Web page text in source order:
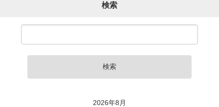
検索
検索
2026年8月